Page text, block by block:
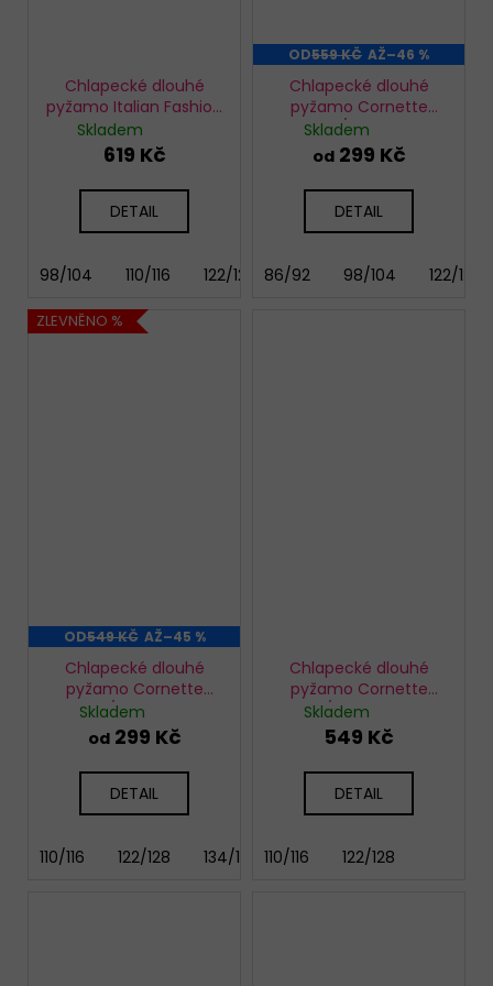
Chlapecké dlouhé
pyžamo Italian Fashion
Gordo - vínové
Skladem
619 Kč
DETAIL
98/104 110/116 122/128
OD559 KČ AŽ–46 %
Chlapecké dlouhé
pyžamo Cornette
593/173 Dog
Skladem
od299 Kč
DETAIL
86/92 98/104 122/128
ZLEVNĚNO %
OD549 KČ AŽ–45 %
Chlapecké dlouhé
pyžamo Cornette
593/171 Winter
Skladem
od299 Kč
DETAIL
110/116 122/128 134/140 158/164
Chlapecké dlouhé
pyžamo Cornette
593/179 Big Boss
Skladem
549 Kč
DETAIL
110/116 122/128